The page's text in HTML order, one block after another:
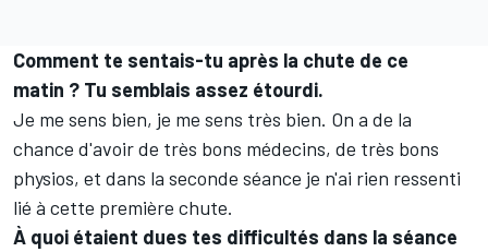
Comment te sentais-tu après la chute de ce
matin ? Tu semblais assez étourdi.
Je me sens bien, je me sens très bien. On a de la
chance d'avoir de très bons médecins, de très bons
physios, et dans la seconde séance je n'ai rien ressenti
lié à cette première chute.
À quoi étaient dues tes difficultés dans la séance